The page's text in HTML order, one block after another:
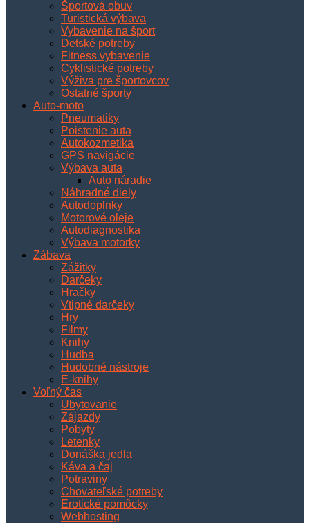
Športová obuv
Turistická výbava
Vybavenie na šport
Detské potreby
Fitness vybavenie
Cyklistické potreby
Výživa pre športovcov
Ostatné športy
Auto-moto
Pneumatiky
Poistenie auta
Autokozmetika
GPS navigácie
Výbava auta
Auto náradie
Náhradné diely
Autodoplnky
Motorové oleje
Autodiagnostika
Výbava motorky
Zábava
Zážitky
Darčeky
Hračky
Vtipné darčeky
Hry
Filmy
Knihy
Hudba
Hudobné nástroje
E-knihy
Voľný čas
Ubytovanie
Zájazdy
Pobyty
Letenky
Donáška jedla
Káva a čaj
Potraviny
Chovateľské potreby
Erotické pomôcky
Webhosting